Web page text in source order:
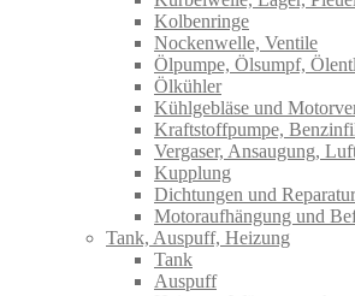
Kolbenringe
Nockenwelle, Ventile
Ölpumpe, Ölsumpf,
Ölkühler
Kühlgebläse und
Kraftstoffpumpe,
Vergaser, Ansaugung,
Kupplung
Dichtungen und
Motoraufhängung und
Tank, Auspuff, Heizung
Tank
Auspuff